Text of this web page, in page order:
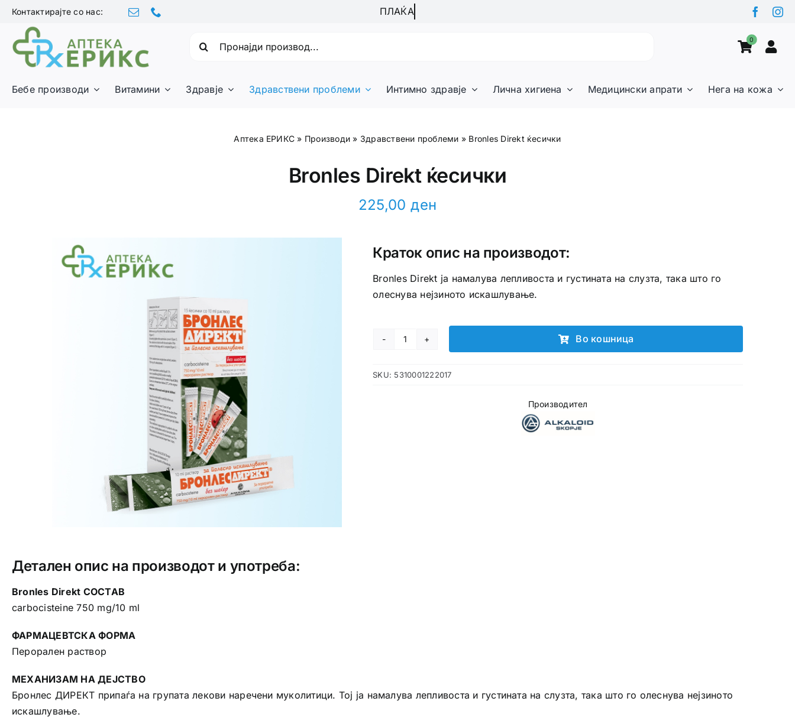
Skip
content
Контактирајте со нас:
0
Бебе производи Витамини Здравје Здравствени проблеми Интимно здравје Лична хигиена Медицински апрати Нега на кожа
Аптека ЕРИКС » Производи » Здравствени проблеми » Bronles Direkt ќесички
Bronles Direkt ќесички
225,00ден
Краток опис на производот:
Bronles Direkt ја намалува лепливоста и густината на слузта, така што го
олеснува нејзиното искашлување.
Bronles
ќесички
Во кошница
SKU: 5310001222017
Производител
Детален опис на производот и употреба:
Bronles Direkt СОСТАВ
carbocisteine 750 mg/10 ml
ФАРМАЦЕВТСКА ФОРМА
Перорален раствор
МЕХАНИЗАМ НА ДЕЈСТВО
Бронлес ДИРЕКТ припаѓа на групата лекови наречени муколитици. Тој ја намалува лепливоста и густината на слузта, така што го олеснува нејзиното
искашлување.